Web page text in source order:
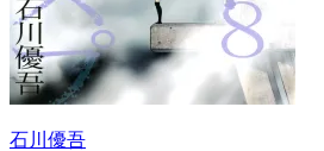
石川優吾